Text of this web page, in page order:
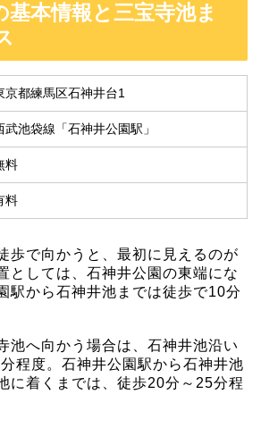
基本情報と三宝寺池ま
京都練馬区石神井台1
武池袋線「石神井公園駅」
料
料
歩で向かうと、最初に見えるのが
としては、石神井公園の東端にな
駅から石神井池までは徒歩で10分
池へ向かう場合は、石神井池沿い
程度。石神井公園駅から石神井池
に着くまでは、徒歩20分～25分程